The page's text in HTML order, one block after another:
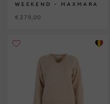
WEEKEND - MAXMARA
€ 279,00